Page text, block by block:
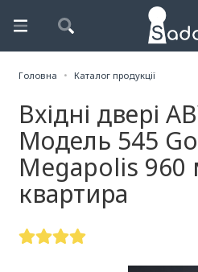
Головна Каталог продукції
Вхідні двері
Модель 545
Megapolis
квартира